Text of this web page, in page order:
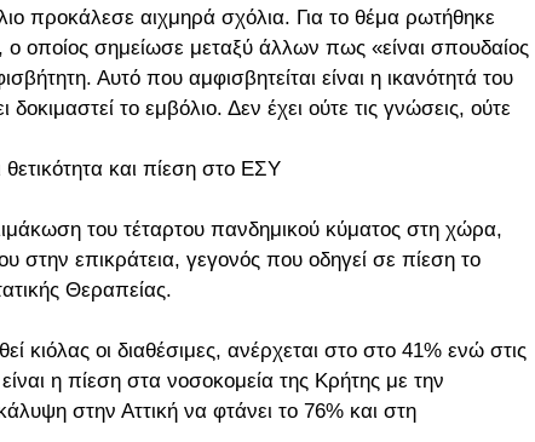
προκάλεσε αιχμηρά σχόλια. Για το θέμα ρωτήθηκε
οποίος σημείωσε μεταξύ άλλων πως «είναι σπουδαίος
Αυτό που αμφισβητείται είναι η ικανότητά του
το εμβόλιο. Δεν έχει ούτε τις γνώσεις, ούτε
και πίεση στο ΕΣΥ
του τέταρτου πανδημικού κύματος στη χώρα,
στην επικράτεια, γεγονός που οδηγεί σε πίεση το
Θεραπείας.
κιόλας οι διαθέσιμες, ανέρχεται στο στο 41% ενώ στις
η πίεση στα νοσοκομεία της Κρήτης με την
στην Αττική να φτάνει το 76% και στη